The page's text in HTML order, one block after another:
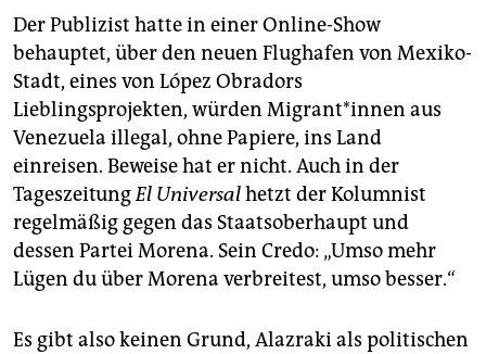
Der Publizist hatte in einer Online-Show
behauptet, über den neuen Flughafen von Mexiko-
Stadt, eines von López Obradors
Lieblingsprojekten, würden Mi­gran­t*in­nen aus
Venezuela illegal, ohne Papiere, ins Land
einreisen. Beweise hat er nicht. Auch in der
TageszeitungEl Universalhetzt der Kolumnist
regelmäßig gegen das Staatsoberhaupt und
dessen Partei Morena. Sein Credo: „Umso mehr
Lügen du über Morena verbreitest, umso besser.“
Es gibt also keinen Grund, Alazraki als politischen